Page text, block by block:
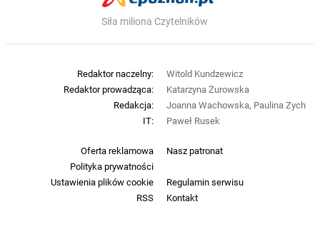
Siła miliona Czytelników
Oferta reklamowa
Nasz patronat
Polityka prywatności
Ustawienia plików cookie
Regulamin serwisu
RSS
Kontakt
Redaktor naczelny:
Witold Kundzewicz
Redaktor prowadząca:
Katarzyna Żurowska
Redakcja:
Joanna Wachowska, Paulina Zych
IT:
Paweł Rusek